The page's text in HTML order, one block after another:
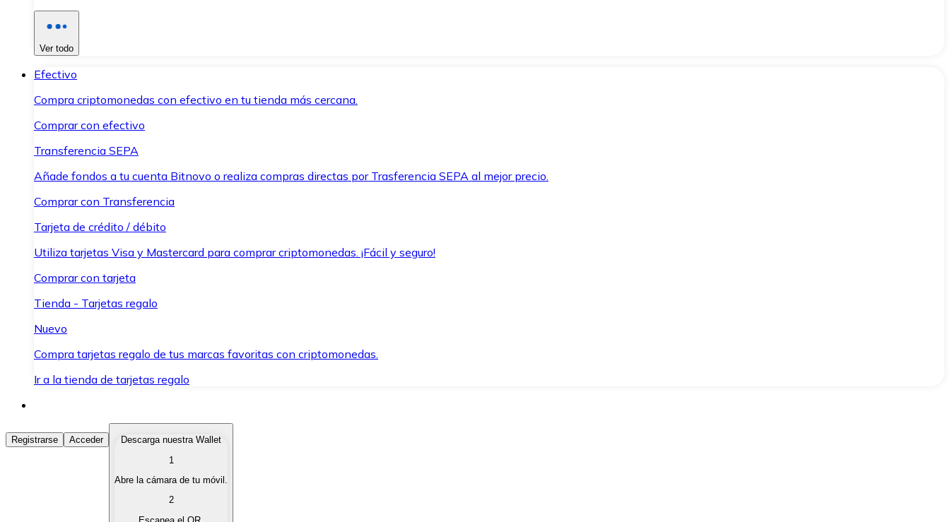
Ver todo
Efectivo
Compra criptomonedas con efectivo en tu tienda más cercana.
Comprar con efectivo
Transferencia SEPA
Añade fondos a tu cuenta Bitnovo o realiza compras directas por Trasferencia SEPA al mejor precio.
Comprar con Transferencia
Tarjeta de crédito / débito
Utiliza tarjetas Visa y Mastercard para comprar criptomonedas. ¡Fácil y seguro!
Comprar con tarjeta
Tienda - Tarjetas regalo
Nuevo
Compra tarjetas regalo de tus marcas favoritas con criptomonedas.
Ir a la tienda de tarjetas regalo
Comprar Criptomonedas
Compra criptomonedas con diferentes métodos de pago.
Vende tus criptomonedas de forma rápida y segura.
Registrarse Acceder
Descarga nuestra Wallet
1
Abre la cámara de tu móvil.
2